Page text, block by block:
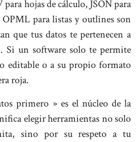
hojas de cálculo, JSON para
OPML para listas y outlines son
que tus datos te pertenecen a
Si un software solo te permite
editable o a su propio formato
roja.
primero » es el núcleo de la
elegir herramientas no solo
sino por su respeto a tu